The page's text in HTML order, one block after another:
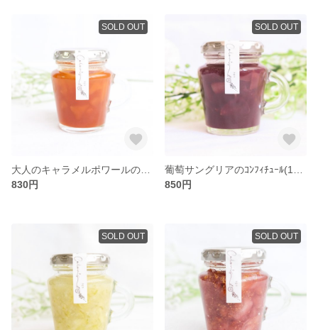
SOLD OUT
830円
SOLD OUT
850円
SOLD OUT SOLD OUT